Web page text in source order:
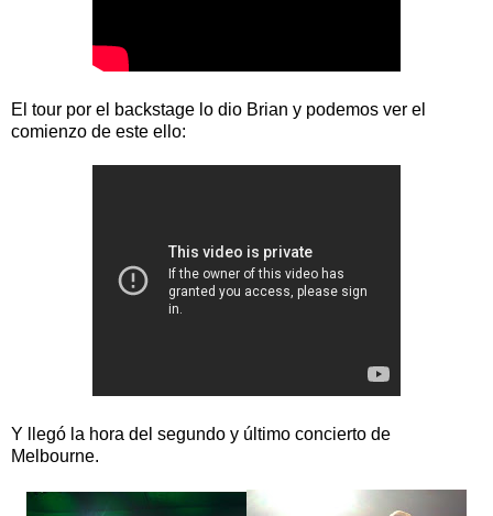
El tour por el backstage lo dio Brian y podemos ver el
comienzo de este ello:
Y llegó la hora del segundo y último concierto de
Melbourne.